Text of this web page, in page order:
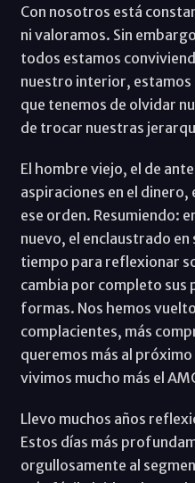
Con nosotros está
ni valoramos. Sin
todos estamos
nuestro interior, estamos
que tenemos de olvidar
de trocar nuestras
El hombre viejo, el de
aspiraciones en el
ese orden. Resumiendo:
nuevo, el enclaustrado
tiempo para reflexionar
cambia por completo sus
formas. Nos hemos
complacientes, más
queremos más al
vivimos mucho más el
Llevo muchos años
Estos días más
orgullosamente al